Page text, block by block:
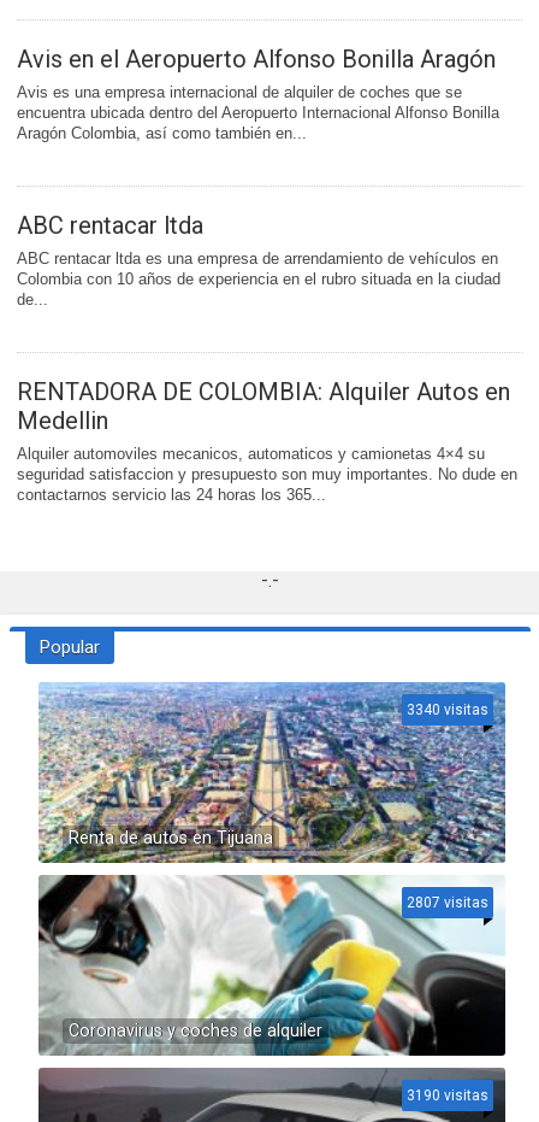
Avis en el Aeropuerto Alfonso Bonilla Aragón
Avis es una empresa internacional de alquiler de coches que se
encuentra ubicada dentro del Aeropuerto Internacional Alfonso Bonilla
Aragón Colombia, así como también en...
ABC rentacar ltda
ABC rentacar ltda es una empresa de arrendamiento de vehículos en
Colombia con 10 años de experiencia en el rubro situada en la ciudad
de...
RENTADORA DE COLOMBIA: Alquiler Autos en
Medellin
Alquiler automoviles mecanicos, automaticos y camionetas 4×4 su
seguridad satisfaccion y presupuesto son muy importantes. No dude en
contactarnos servicio las 24 horas los 365...
-.-
Popular
Renta de autos en Tijuana
3340 visitas
Coronavirus y coches de alquiler
2807 visitas
3190 visitas